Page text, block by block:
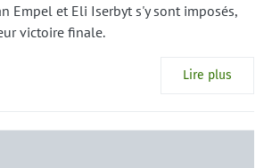
Empel et Eli Iserbyt s'y sont imposés,
victoire finale.
Lire plus